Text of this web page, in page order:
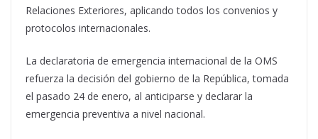
Relaciones Exteriores, aplicando todos los convenios y
protocolos internacionales.
La declaratoria de emergencia internacional de la OMS
refuerza la decisión del gobierno de la República, tomada
el pasado 24 de enero, al anticiparse y declarar la
emergencia preventiva a nivel nacional.